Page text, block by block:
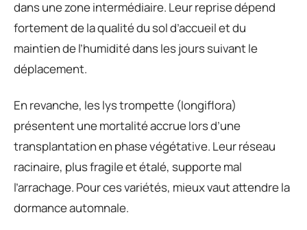
dans une zone intermédiaire. Leur reprise dépend
fortement de la qualité du sol d’accueil et du
maintien de l’humidité dans les jours suivant le
déplacement.
En revanche, les lys trompette (longiflora)
présentent une mortalité accrue lors d’une
transplantation en phase végétative. Leur réseau
racinaire, plus fragile et étalé, supporte mal
l’arrachage. Pour ces variétés, mieux vaut attendre la
dormance automnale.